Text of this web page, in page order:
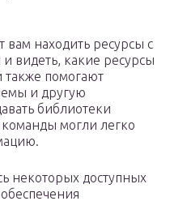
находить ресурсы с
видеть, какие ресурсы
также помогают
и другую
библиотеки
могли легко
некоторых доступных